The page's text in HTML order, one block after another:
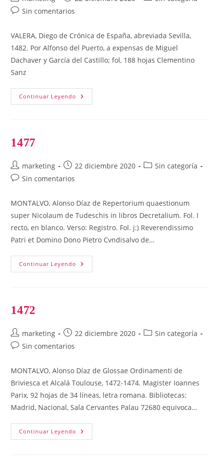
de
de
Comentarios
la
entrada:
Sin comentarios
VALERA, Diego de Crónica de España, abreviada Sevilla,
1482. Por Alfonso del Puerto, a expensas de Miguel
Dachaver y García del Castillo; fol, 188 hojas Clementino
Sanz
Continuar Leyendo 1482
1477
Autor
de
marketing
Publicación
de
22 diciembre 2020
Categoría
Sin categoría
Comentarios
la
entrada:
Sin comentarios
MONTALVO, Alonso Díaz de Repertorium quaestionum
super Nicolaum de Tudeschis in libros Decretalium. Fol. I
recto, en blanco. Verso: Registro. Fol. j:) Reverendissimo
Patri et Domino Dono Pietro Cvndisalvo de…
Continuar Leyendo 1477
1472
Autor
de
marketing
Publicación
de
22 diciembre 2020
Categoría
Sin categoría
Comentarios
la
entrada:
Sin comentarios
MONTALVO, Alonso Díaz de Glossae Ordinamenti de
Briviesca et Alcalá Toulouse, 1472-1474. Magister Ioannes
Parix, 92 hojas de 34 líneas, letra romana. Bibliotecas:
Madrid, Nacional, Sala Cervantes Palau 72680 equivoca…
Continuar Leyendo 1472